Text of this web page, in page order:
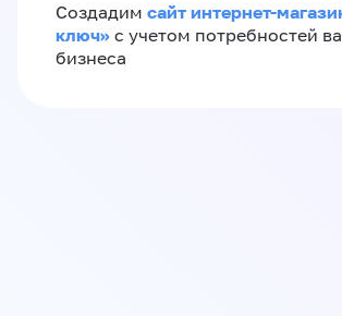
Создадим сайт интернет-
ключ» с учетом потребностей
бизнеса